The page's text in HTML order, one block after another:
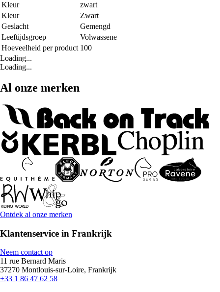
Kleur
zwart
Kleur
Zwart
Geslacht
Gemengd
Leeftijdsgroep
Volwassene
Hoeveelheid per product 100
Loading...
Loading...
Al onze merken
Ontdek al onze merken
Klantenservice in Frankrijk
Neem contact op
11 rue Bernard Maris
37270 Montlouis-sur-Loire, Frankrijk
+33 1 86 47 62 58